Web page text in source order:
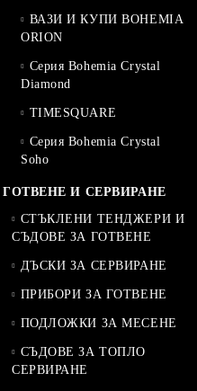
ВАЗИ И КУПИ BOHEMIA
ORION
Серия Bohemia Crystal
Diamond
TIMESQUARE
Серия Bohemia Crystal
Soho
ГОТВЕНЕ И СЕРВИРАНЕ
СТЪКЛЕНИ ТЕНДЖЕРИ И
СЪДОВЕ ЗА ГОТВЕНЕ
ДЪСКИ ЗА СЕРВИРАНЕ
ПРИБОРИ ЗА ГОТВЕНЕ
ПОДЛОЖКИ ЗА МЕСЕНЕ
СЪДОВЕ ЗА ТОПЛО
СЕРВИРАНЕ